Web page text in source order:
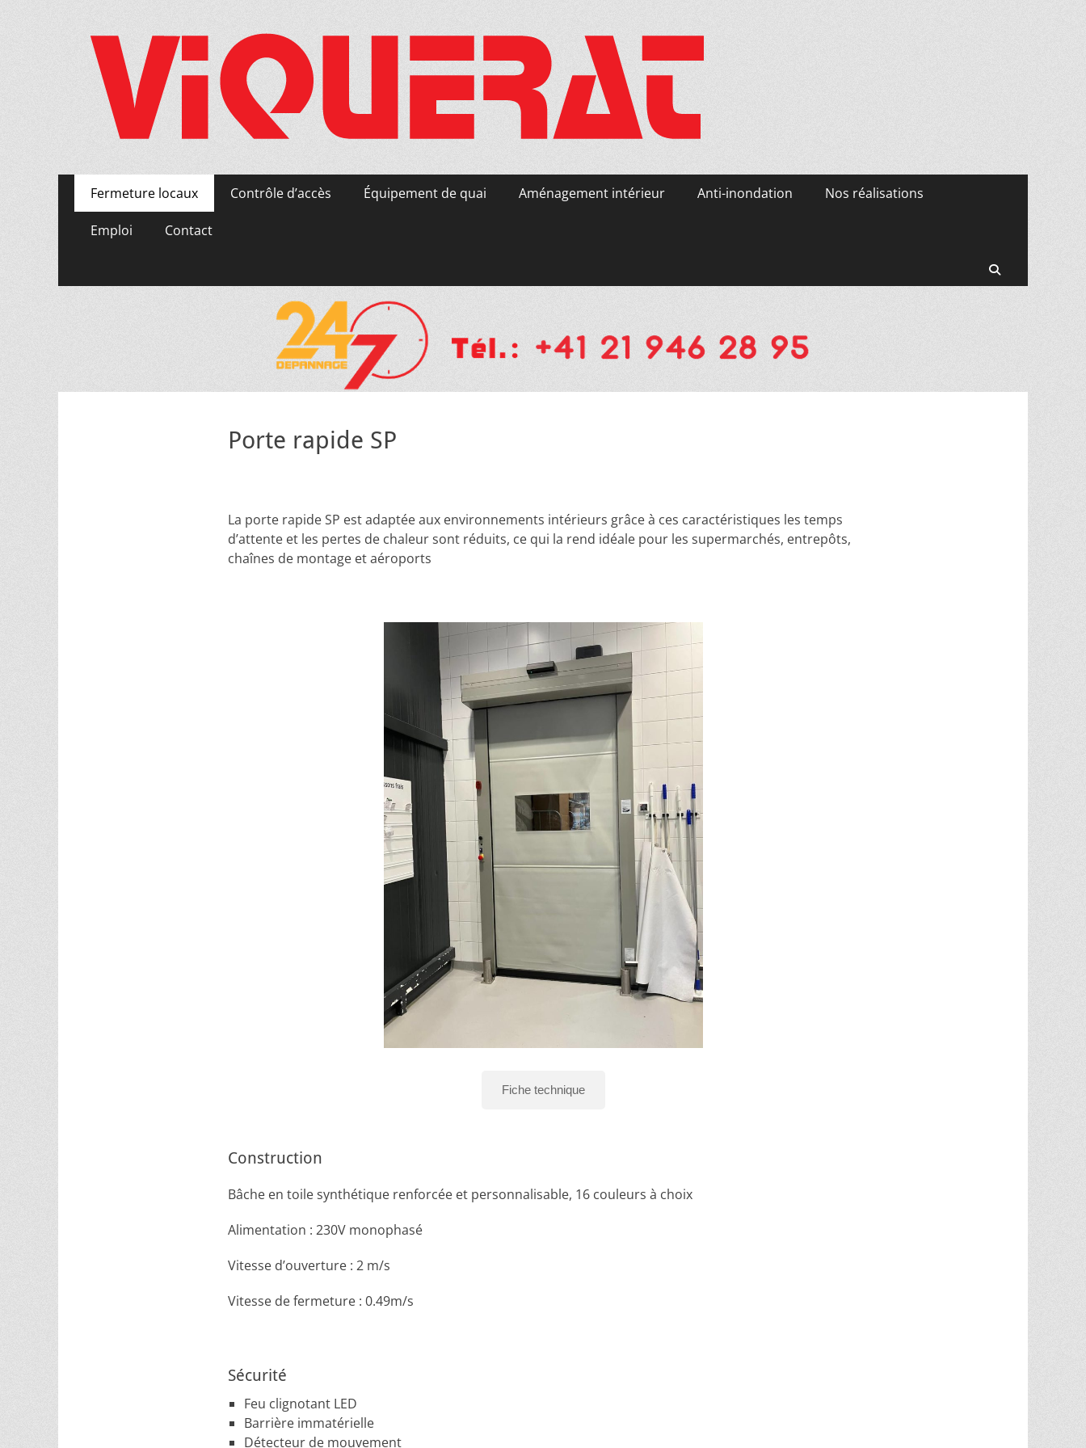
Menu
principal
contenu
Fermeture locaux Contrôle d’accès Équipement de quai Aménagement intérieur Anti-inondation Nos réalisations
Emploi Contact
Porte rapide SP
La porte rapide SP est adaptée aux environnements intérieurs grâce à ces caractéristiques les temps
d’attente et les pertes de chaleur sont réduits, ce qui la rend idéale pour les supermarchés, entrepôts,
chaînes de montage et aéroports
Fiche technique
Construction
Bâche en toile synthétique renforcée et personnalisable, 16 couleurs à choix
Alimentation : 230V monophasé
Vitesse d’ouverture : 2 m/s
Vitesse de fermeture : 0.49m/s
Sécurité
Feu clignotant LED
Barrière immatérielle
Détecteur de mouvement